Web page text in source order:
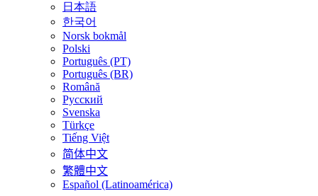
日本語
한국어
Norsk bokmål
Polski
Português (PT)
Português (BR)
Română
Русский
Svenska
Türkçe
Tiếng Việt
简体中文
繁體中文
Español (Latinoamérica)